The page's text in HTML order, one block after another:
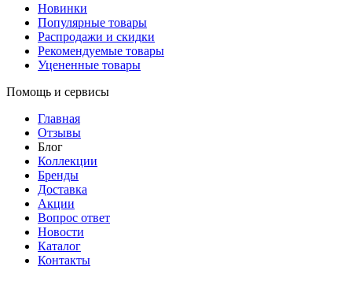
Новинки
Популярные товары
Распродажи и скидки
Рекомендуемые товары
Уцененные товары
Помощь и сервисы
Главная
Отзывы
Блог
Коллекции
Бренды
Доставка
Акции
Вопрос ответ
Новости
Каталог
Контакты